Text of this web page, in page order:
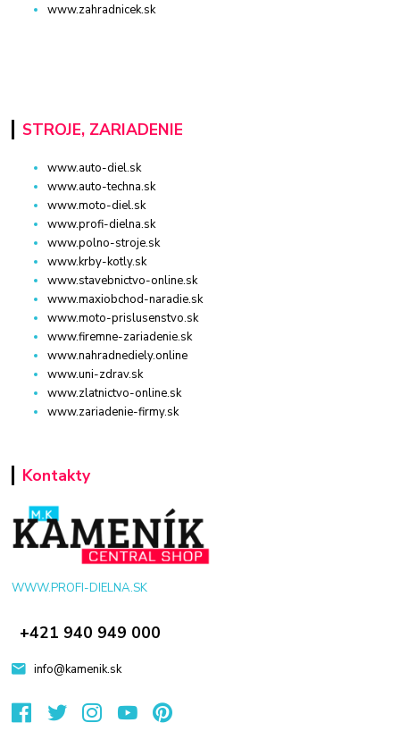
www.zahradnicek.sk
STROJE, ZARIADENIE
www.auto-diel.sk
www.auto-techna.sk
www.moto-diel.sk
www.profi-dielna.sk
www.polno-stroje.sk
www.krby-kotly.sk
www.stavebnictvo-online.sk
www.maxiobchod-naradie.sk
www.moto-prislusenstvo.sk
www.firemne-zariadenie.sk
www.nahradnediely.online
www.uni-zdrav.sk
www.zlatnictvo-online.sk
www.zariadenie-firmy.sk
Kontakty
WWW.PROFI-DIELNA.SK
+421 940 949 000
info@kamenik.sk